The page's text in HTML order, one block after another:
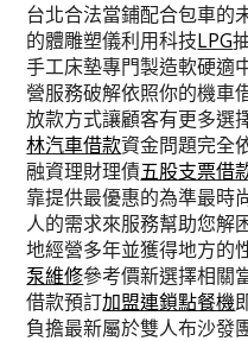
台北合法當鋪配合包車的
的體雕塑儀利用科技LPG
手工床墊專門製造軟硬適
營服務破解依照你的機車
放款方式讓顧客有更多選
林汽車借款資金問題完全
融資理財理債五股支票借
靠提供最優惠的為準最時
人的需求來服務幫助您解
地經營多年並獲得地方的
泵維修參考價新選擇相關
借款預訂加盟連鎖點餐機
負擔最新屬於雙人布沙發